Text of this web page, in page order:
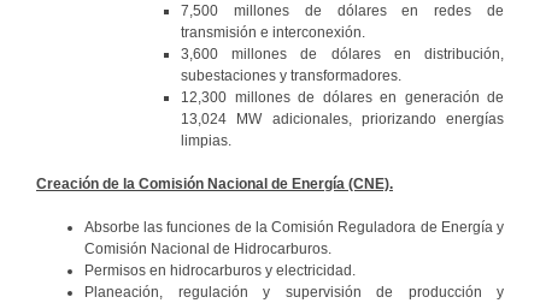
7,500 millones de dólares en redes de
transmisión e interconexión.
3,600 millones de dólares en distribución,
subestaciones y transformadores.
12,300 millones de dólares en generación de
13,024 MW adicionales, priorizando energías
limpias.
Creación de la Comisión Nacional de Energía (CNE).
Absorbe las funciones de la Comisión Reguladora de Energía y
Comisión Nacional de Hidrocarburos.
Permisos en hidrocarburos y electricidad.
Planeación, regulación y supervisión de producción y